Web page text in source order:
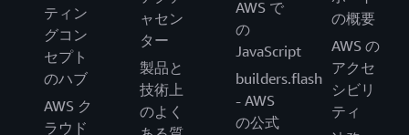
ティン
グコン
セプト
のハブ
AWS ク
ラウド
ャセン
ター
製品と
技術上
のよく
AWS で
の
JavaScript
builders.flash
- AWS
の公式
の概要
AWS の
アクセ
シビリ
ティ